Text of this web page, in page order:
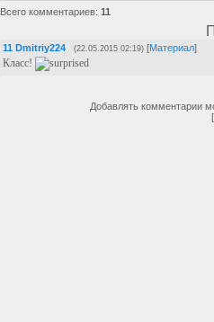
Всего комментариев: 11
11 Dmitriy224 (22.05.2015 02:19) [Материал]
Класс!
Добавлять комментарии